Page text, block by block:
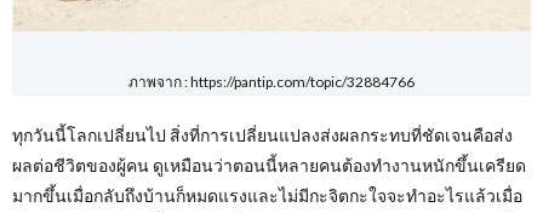
ภาพจาก : https://pantip.com/topic/32884766
ทุกวันนี้โลกเปลี่ยนไป สิ่งที่การเปลี่ยนแปลงส่งผลกระทบที่ชัดเจนคือส่ง
ผลต่อชีวิตของผู้คน ดูเหมือนว่าตอนนี้หลายคนต้องทำงานหนักขึ้นเครียด
มากขึ้นเมื่อกลับถึงบ้านก็หมดแรงและไม่มีกะจิตกะใจจะทำอะไรแล้วเมื่อ